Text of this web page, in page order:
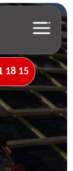
18 15